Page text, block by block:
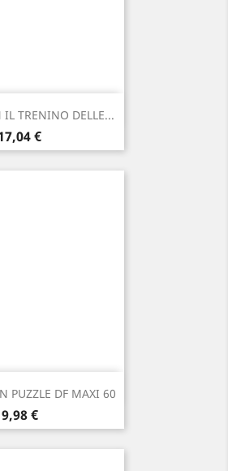
TRENINO DELLE...
€
PUZZLE DF MAXI 60
Prezzo
9,98 €